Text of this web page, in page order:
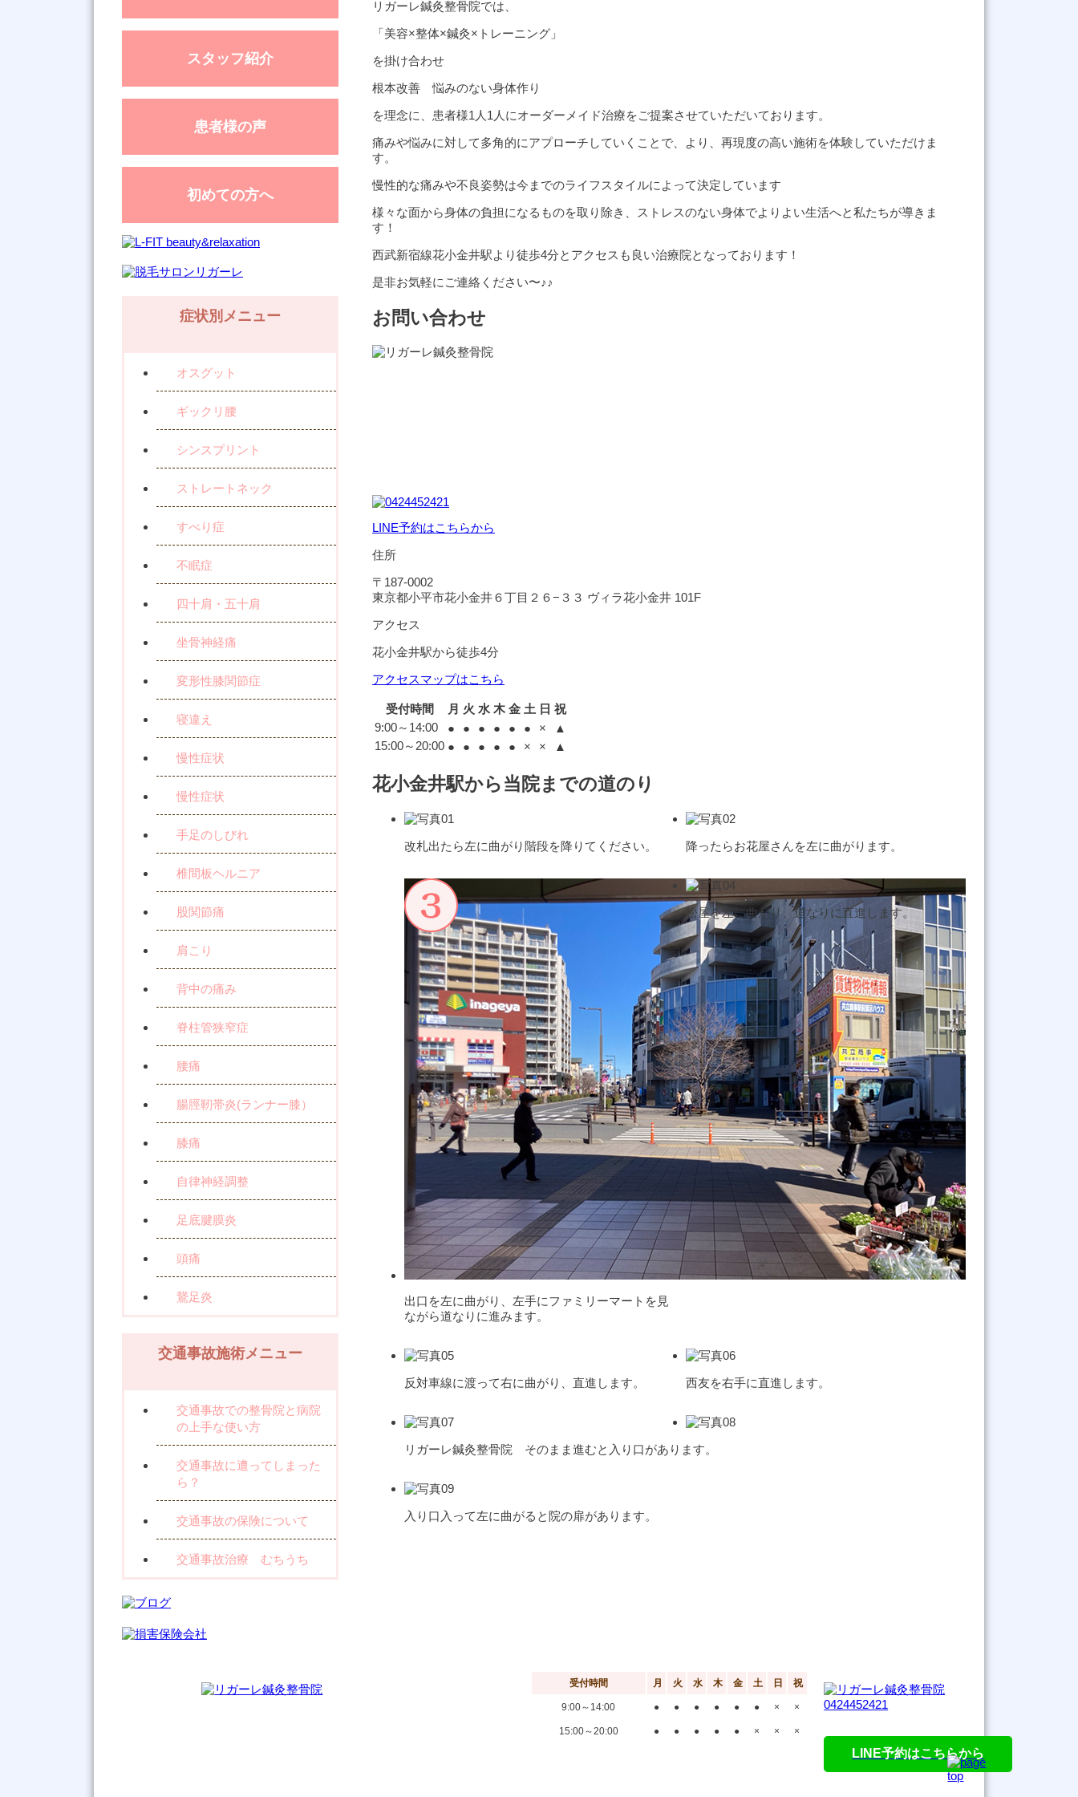
リガーレ鍼灸整骨院では、
「美容×整体×鍼灸× トレーニング」
を掛け合わせ
根本改善 悩みのない身体作り
を理念に、患者様1 人 1 人にオーダーメイド治療をご提案させていただいております。
痛みや悩みに対して多角的にアプローチしていくことで、より、再現度の高い施術を体験していただけま
す。
慢性的な痛みや不良姿勢は今までのライフスタイルによって決定しています
様々な面から身体の負担になるものを取り除き、ストレスのない身体でよりよい生活へと私たちが導きま
す！
西武新宿線花小金井駅より徒歩4分とアクセスも良い治療院となっております！
是非お気軽にご連絡ください〜♪♪
お問い合わせ
LINE予約はこちらから
住所
〒187-0002
東京都小平市花小金井６丁目２６−３３ ヴィラ花小金井 101F
アクセス
花小金井駅から徒歩4分
アクセスマップはこちら
受付時間 月 火 水 木 金 土 日 祝
9:00～14:00
● ● ● ● ● ● ×
▲
15:00～20:00 ● ● ● ● ● × × ▲
花小金井駅から当院までの道のり
改札出たら左に曲がり階段を降りてください。 降ったらお花屋さんを左に曲がります。
出口を左に曲がり、左手にファミリーマートを見
ながら道なりに進みます。
松屋を左に曲がり、道なりに直進します。
反対車線に渡って右に曲がり、直進します。 西友を右手に直進します。
リガーレ鍼灸整骨院 そのまま進むと入り口があります。
入り口入って左に曲がると院の扉があります。
スタッフ紹介
患者様の声
初めての方へ
症状別メニュー
オスグット
ギックリ腰
シンスプリント
ストレートネック
すべり症
不眠症
四十肩・五十肩
坐骨神経痛
変形性膝関節症
寝違え
慢性症状
慢性症状
手足のしびれ
椎間板ヘルニア
股関節痛
肩こり
背中の痛み
脊柱管狭窄症
腰痛
腸脛靭帯炎(ランナー膝）
膝痛
自律神経調整
足底腱膜炎
頭痛
鵞足炎
交通事故施術メニュー
交通事故での整骨院と病院
の上手な使い方
交通事故に遭ってしまった
ら？
交通事故の保険について
交通事故治療 むちうち
受付時間 月 火 水 木 金 土 日 祝
9:00～14:00 ● ● ● ● ● ● × ×
15:00～20:00 ● ● ● ● ● × × ×
LINE予約はこちらから